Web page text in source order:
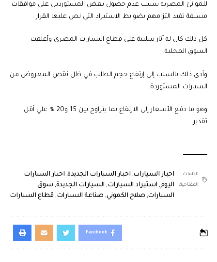
للموانئ المصرية بسبب عدم حصول بعض المستوردين على موافقات
مسبقة تفيد التزامهم بضوابط الاستيراد التي نص عليها القرار .
كل ذلك كان له آثار سلبية على قطاع السيارات المصري وأغلقت
السوق المحلية.
وأدى ذلك بالسلب إلى إرتفاع حجم الطلب في ظل نقص المعروض من
السيارات المستوردة.
وهو ما دفع الأسعار إلى الارتفاع بما يتراوح بين 15 و20 % علي أقل
تقدير.
الكلمات
المفتاحية:
اخبار السيارات, اخبار السيارات الجديدة, اخبار السيارات
اليوم, استيراد السيارات, السيارات الجديدة, سوق
السيارات, صلاح الكموني, صناعة السيارات, قطاع السيارات
Facebook